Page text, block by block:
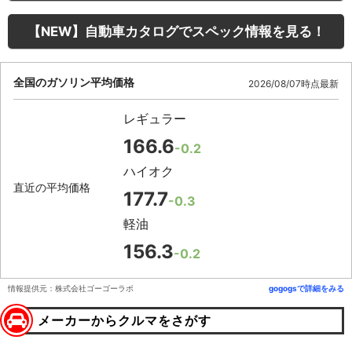
【NEW】自動車カタログでスペック情報を見る！
全国のガソリン平均価格 2026/08/07時点最新
直近の平均価格
レギュラー
166.6-0.2
ハイオク
177.7-0.3
軽油
156.3-0.2
情報提供元：株式会社ゴーゴーラボ gogogsで詳細をみる
メーカーからクルマをさがす